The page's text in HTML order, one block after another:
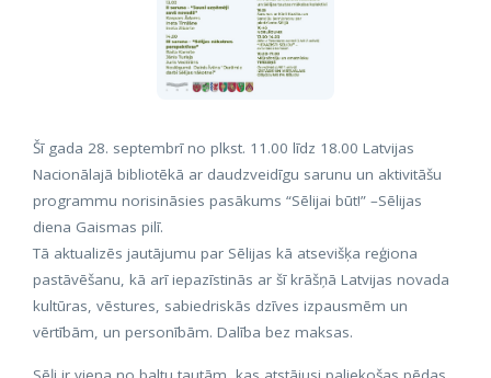
Šī gada 28. septembrī no plkst. 11.00 līdz 18.00 Latvijas
Nacionālajā bibliotēkā ar daudzveidīgu sarunu un aktivitāšu
programmu norisināsies pasākums “Sēlijai būt!” –Sēlijas
diena Gaismas pilī.
Tā aktualizēs jautājumu par Sēlijas kā atsevišķa reģiona
pastāvēšanu, kā arī iepazīstinās ar šī krāšņā Latvijas novada
kultūras, vēstures, sabiedriskās dzīves izpausmēm un
vērtībām, un personībām. Dalība bez maksas.